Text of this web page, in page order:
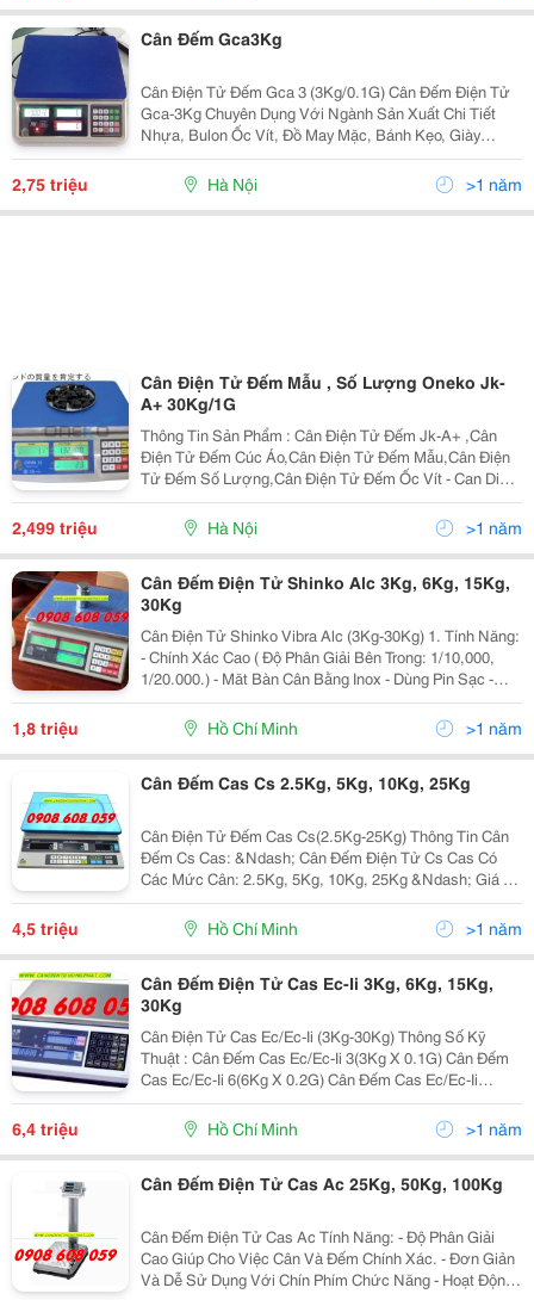
Cân Đếm Gca3Kg
Cân Điện Tử Đếm Gca 3 (3Kg/0.1G) Cân Đếm Điện Tử
Gca-3Kg Chuyên Dụng Với Ngành Sản Xuất Chi Tiết
Nhựa, Bulon Ốc Vít, Đồ May Mặc, Bánh Kẹo, Giày
Dép... Cân Bàn Nhỏ Gca Đạt Độ Chính Xác Tiêu Chuẩn
Cấp Iii-Oiml, Thiết Kế Sang Trọng, Đẹp Mắt. Đặc B
2,75 triệu Hà Nội >1 năm
Cân Điện Tử Đếm Mẫu , Số Lượng Oneko Jk-
A+ 30Kg/1G
Thông Tin Sản Phẩm : Cân Điện Tử Đếm Jk-A+ ,Cân
Điện Tử Đếm Cúc Áo,Cân Điện Tử Đếm Mẫu,Cân Điện
Tử Đếm Số Lượng,Cân Điện Tử Đếm Ốc Vít - Can Dien
Tu Dem Nhat Ban Hình Ảnh Chi Tiết: 1.Đặc Điểm Của
Cân Đếm Số Lượng Oneko Jk-A+ - Chính Xá
2,499 triệu Hà Nội >1 năm
Cân Đếm Điện Tử Shinko Alc 3Kg, 6Kg, 15Kg,
30Kg
Cân Điện Tử Shinko Vibra Alc (3Kg-30Kg) 1. Tính Năng:
- Chính Xác Cao ( Độ Phân Giải Bên Trong: 1/10,000,
1/20.000.) - Măt Bàn Cân Bằng Inox - Dùng Pin Sạc -
Chức Năng Đếmh Hiển Thị 3 Màn Hình - Số Hiển Thị
6/5/6 (Trọng Lượng/ Đơn Vị Trọng...
1,8 triệu Hồ Chí Minh >1 năm
Cân Đếm Cas Cs 2.5Kg, 5Kg, 10Kg, 25Kg
Cân Điện Tử Đếm Cas Cs(2.5Kg-25Kg) Thông Tin Cân
Đếm Cs Cas: &Ndash; Cân Đếm Điện Tử Cs Cas Có
Các Mức Cân: 2.5Kg, 5Kg, 10Kg, 25Kg &Ndash; Giá Trị
Vạch Chia, Sai Số Từ: 0.5G, 1G, 2G, 5G &Ndash; Độ
Phân Giả Hiện Thị: 1/5.000 &Ndash; Chuyên Dùng...
4,5 triệu Hồ Chí Minh >1 năm
Cân Đếm Điện Tử Cas Ec-Ii 3Kg, 6Kg, 15Kg,
30Kg
Cân Điện Tử Cas Ec/Ec-Ii (3Kg-30Kg) Thông Số Kỹ
Thuật : Cân Đếm Cas Ec/Ec-Ii 3(3Kg X 0.1G) Cân Đếm
Cas Ec/Ec-Ii 6(6Kg X 0.2G) Cân Đếm Cas Ec/Ec-Ii
7.5(7.5Kg X 0.5G) Cân Đếm Cas Ec/Ec-Ii 15(15Kg X
0.5G) Cân Đếm Cas Ec/Ec-Ii (30Kg X 1G) ...
6,4 triệu Hồ Chí Minh >1 năm
Cân Đếm Điện Tử Cas Ac 25Kg, 50Kg, 100Kg
Cân Đếm Điện Tử Cas Ac Tính Năng: - Độ Phân Giải
Cao Giúp Cho Việc Cân Và Đếm Chính Xác. - Đơn Giản
Và Dễ Sử Dụng Với Chín Phím Chức Năng - Hoạt Động